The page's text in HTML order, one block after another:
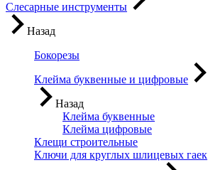
Слесарные инструменты
Назад
Бокорезы
Клейма буквенные и цифровые
Назад
Клейма буквенные
Клейма цифровые
Клещи строительные
Ключи для круглых шлицевых гаек